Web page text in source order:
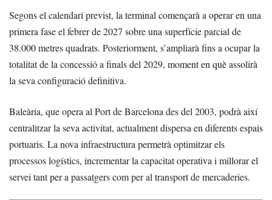
Segons el calendari previst, la terminal començarà a operar en una
primera fase el febrer de 2027 sobre una superfície parcial de
38.000 metres quadrats. Posteriorment, s’ampliarà fins a ocupar la
totalitat de la concessió a finals del 2029, moment en què assolirà
la seva configuració definitiva.
Baleària, que opera al Port de Barcelona des del 2003, podrà així
centralitzar la seva activitat, actualment dispersa en diferents espais
portuaris. La nova infraestructura permetrà optimitzar els
processos logístics, incrementar la capacitat operativa i millorar el
servei tant per a passatgers com per al transport de mercaderies.